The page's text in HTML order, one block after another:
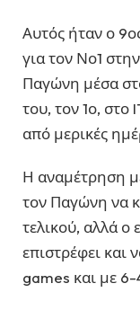
Αυτός ήταν ο
για τον Νο1
Παγώνη μέσα
του, τον 1ο, στο
από μερικές
Η αναμέτρηση
τον Παγώνη να
τελικού, αλλά ο
επιστρέφει και
games και με 6-